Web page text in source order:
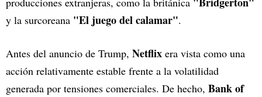
y la surcoreana "El juego del calamar".
Antes del anuncio de Trump, Netflix era vista como una
acción relativamente estable frente a la volatilidad
generada por tensiones comerciales. De hecho, Bank of